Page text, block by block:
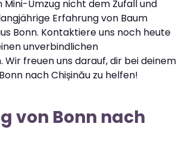
Mini-Umzug nicht dem Zufall und
Erfahrung von Baum
Bonn. Kontaktiere uns noch heute
unverbindlichen
Wir freuen uns darauf, dir bei deinem
nach Chișinău zu helfen!
von Bonn nach